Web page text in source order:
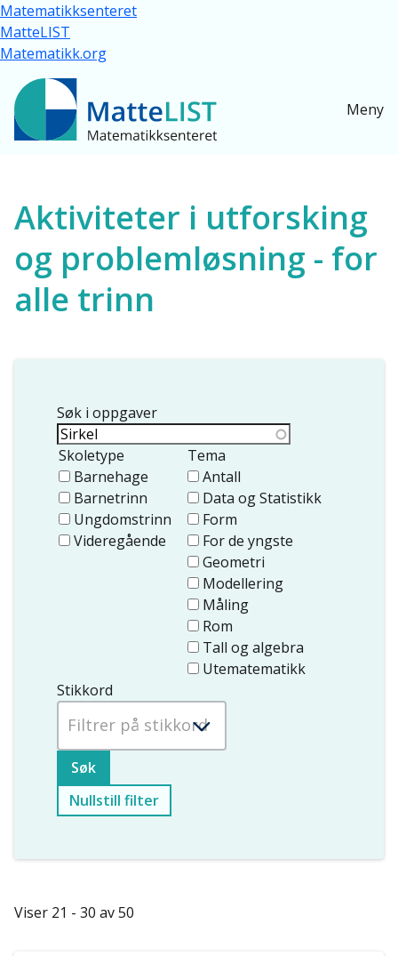
Hopp til hovedinnhold
Matematikksenteret
MatteLIST
Matematikk.org
Meny
Ressurser for alle
Aktiviteter i utforsking
og problemløsning - for
alle trinn
Søk i oppgaver
Skoletype
Barnehage
Barnetrinn
Ungdomstrinn
Videregående
Tema
Antall
Data og Statistikk
Form
For de yngste
Geometri
Modellering
Måling
Rom
Tall og algebra
Utematematikk
Stikkord
Nullstill filter
Viser 21 - 30 av 50